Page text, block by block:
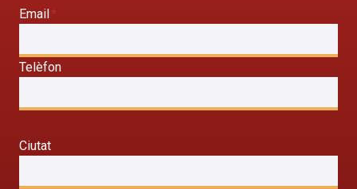
Email *
Telèfon
Ciutat